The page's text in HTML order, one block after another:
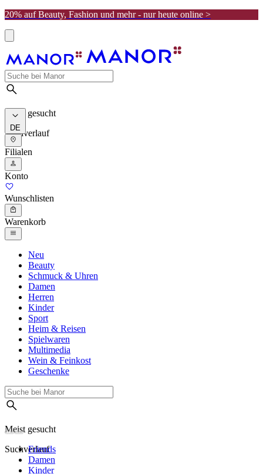
20% auf Beauty, Fashion und mehr - nur heute online >
Meist gesucht
Suchverlauf
DE
Filialen
Konto
Wunschlisten
Warenkorb
Neu
Beauty
Schmuck & Uhren
Damen
Herren
Kinder
Sport
Heim & Reisen
Spielwaren
Multimedia
Wein & Feinkost
Geschenke
Meist gesucht
Suchverlauf
Friends
Damen
Kinder